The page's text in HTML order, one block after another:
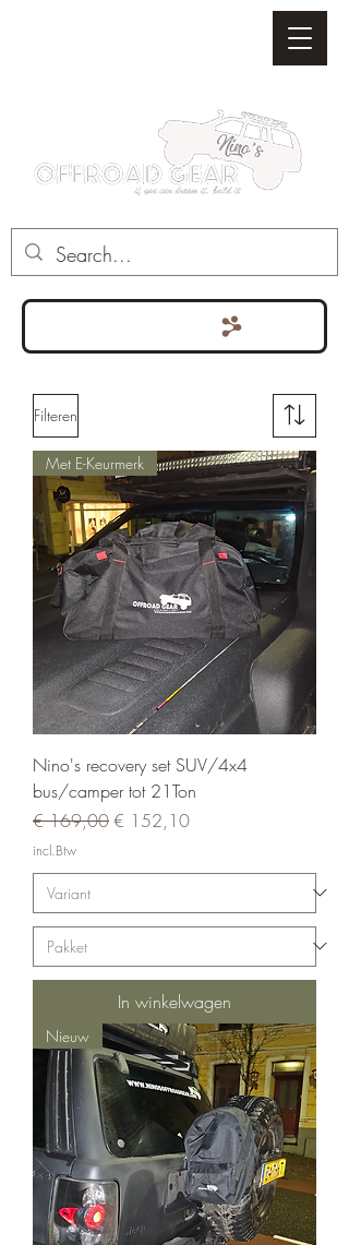
Filteren
Met E-Keurmerk
Nino's recovery set SUV/4x4
bus/camper tot 21Ton
Normale prijs
€ 169,00Verkoopprijs
€ 152,10
incl.Btw
In winkelwagen
Nieuw